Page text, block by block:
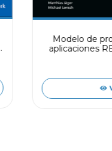
Modelo de
aplicaciones